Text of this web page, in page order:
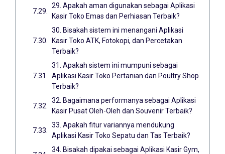
29. Apakah aman digunakan sebagai Aplikasi
Kasir Toko Emas dan Perhiasan Terbaik?
30. Bisakah sistem ini menangani Aplikasi
Kasir Toko ATK, Fotokopi, dan Percetakan
Terbaik?
31. Apakah sistem ini mumpuni sebagai
Aplikasi Kasir Toko Pertanian dan Poultry Shop
Terbaik?
32. Bagaimana performanya sebagai Aplikasi
Kasir Pusat Oleh-Oleh dan Souvenir Terbaik?
33. Apakah fitur variannya mendukung
Aplikasi Kasir Toko Sepatu dan Tas Terbaik?
34. Bisakah dipakai sebagai Aplikasi Kasir Gym,